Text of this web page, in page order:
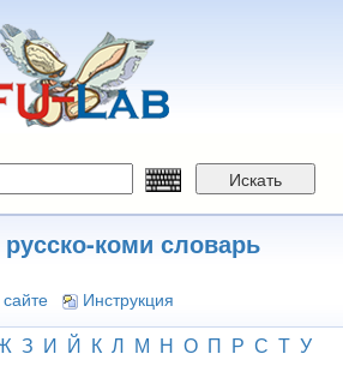
Искать
коми словарь
Инструкция
З И Й К Л М Н О П Р С Т У